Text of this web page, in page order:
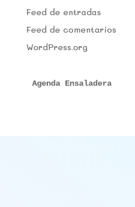
Feed de entradas
Feed de comentarios
WordPress.org
Agenda Ensaladera